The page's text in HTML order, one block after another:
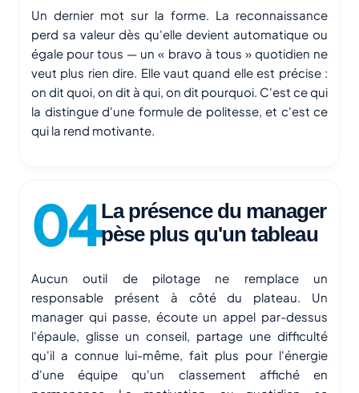
Un dernier mot sur la forme. La reconnaissance
perd sa valeur dès qu'elle devient automatique ou
égale pour tous — un « bravo à tous » quotidien ne
veut plus rien dire. Elle vaut quand elle est précise :
on dit quoi, on dit à qui, on dit pourquoi. C'est ce qui
la distingue d'une formule de politesse, et c'est ce
qui la rend motivante.
La présence du manager
pèse plus qu'un tableau
Aucun outil de pilotage ne remplace un
responsable présent à côté du plateau. Un
manager qui passe, écoute un appel par-dessus
l'épaule, glisse un conseil, partage une difficulté
qu'il a connue lui-même, fait plus pour l'énergie
d'une équipe qu'un classement affiché en